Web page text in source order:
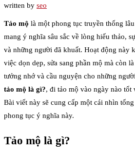
written by seo
Tảo mộ là một phong tục truyền thống
mang ý nghĩa sâu sắc về lòng hiếu thảo,
và những người đã khuất. Hoạt động này
việc dọn dẹp, sửa sang phần mộ mà còn
tưởng nhớ và cầu nguyện cho những
tảo mộ là gì?, đi tảo mộ vào ngày nào tốt
Bài viết này sẽ cung cấp một cái nhìn
phong tục ý nghĩa này.
Tảo mộ là gì?